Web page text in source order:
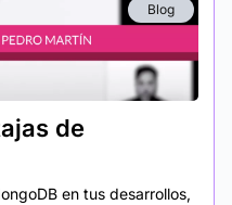
Blog
de
en tus desarrollos,